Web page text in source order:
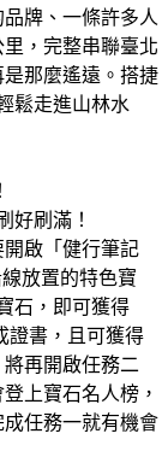
牌、一條許多人
，完整串聯臺北
那麼遙遠。搭捷
鬆走進山林水
好刷滿！
開啟「健行筆記
放置的特色寶
石，即可獲得
證書，且可獲得
再開啟任務二
上寶石名人榜，
任務一就有機會